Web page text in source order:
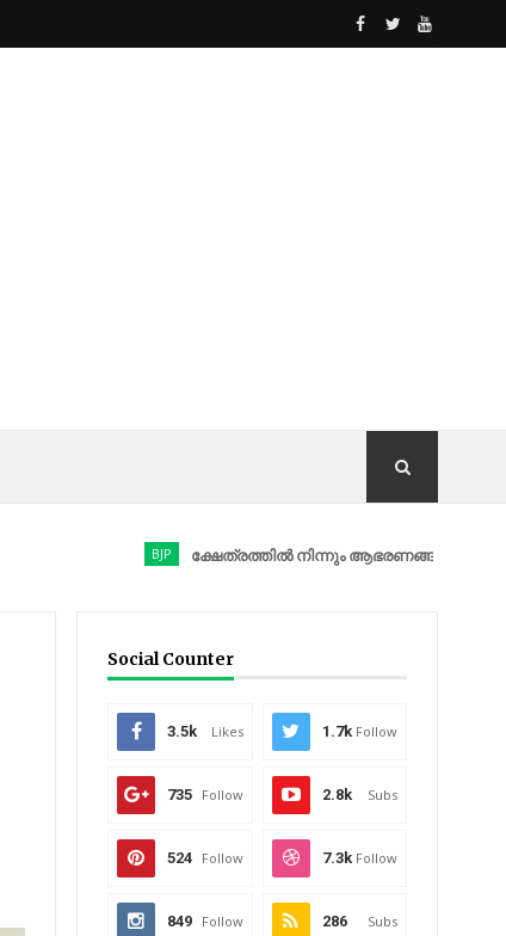
ക്ഷേത്രത്തിൽ നിന്നും ആഭരണങ്ങൾ കവർന്നു; ബിജെപി
Social Counter
3.5k Likes 1.7k Follow
735 Follow 2.8k Subs
524 Follow 7.3k Follow
849 Follow 286 Subs